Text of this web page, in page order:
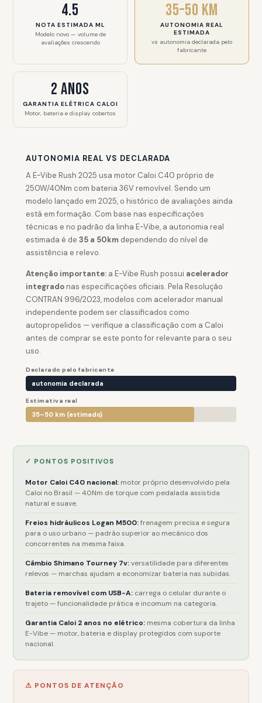
4.5
NOTA ESTIMADA ML
Modelo novo — volume de
avaliações crescendo
35–50 km
AUTONOMIA REAL
ESTIMADA
vs autonomia declarada pelo
fabricante
2 anos
GARANTIA ELÉTRICA CALOI
Motor, bateria e display cobertos
AUTONOMIA REAL VS DECLARADA
A E-Vibe Rush 2025 usa motor Caloi C40 próprio de
250W/40Nm com bateria 36V removível. Sendo um
modelo lançado em 2025, o histórico de avaliações ainda
está em formação. Com base nas especificações
técnicas e no padrão da linha E-Vibe, a autonomia real
estimada é de35 a 50km dependendo do nível de
assistência e relevo.
Atenção importante: a E-Vibe Rush possui acelerador
integrado nas especificações oficiais. Pela Resolução
CONTRAN 996/2023, modelos com acelerador manual
independente podem ser classificados como
autopropelidos — verifique a classificação com a Caloi
antes de comprar se este ponto for relevante para o seu
uso.
Declarado pelo fabricante
autonomia declarada
Estimativa real
35–50 km (estimado)
✓ PONTOS POSITIVOS
Motor Caloi C40 nacional: motor próprio desenvolvido pela
Caloi no Brasil — 40Nm de torque com pedalada assistida
natural e suave.
Freios hidráulicos Logan M500:frenagem precisa e segura
para o uso urbano — padrão superior ao mecânico dos
concorrentes na mesma faixa.
Câmbio Shimano Tourney 7v:versatilidade para diferentes
relevos — marchas ajudam a economizar bateria nas subidas.
Bateria removível com USB-A: carrega o celular durante o
trajeto — funcionalidade prática e incomum na categoria.
Garantia Caloi 2 anos no elétrico: mesma cobertura da linha
E-Vibe — motor, bateria e display protegidos com suporte
nacional.
⚠ PONTOS DE ATENÇÃO